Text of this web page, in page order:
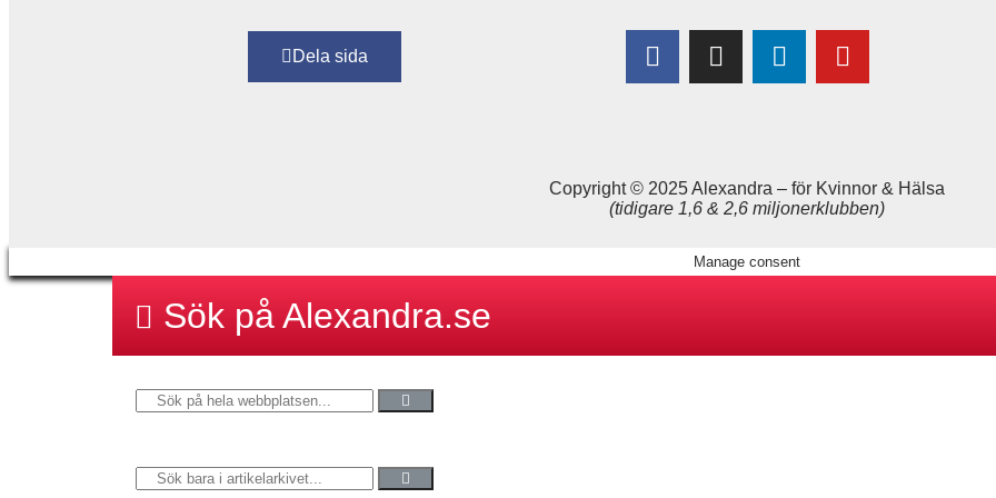
Dela sida
Copyright © 2025 Alexandra – för Kvinnor & Hälsa
(tidigare 1,6 & 2,6 miljonerklubben)
Manage consent
Sök på Alexandra.se